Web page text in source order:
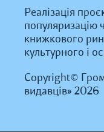
Реалізація
популяризацію
книжкового
культурного і
Copyright©
видавців» 2026